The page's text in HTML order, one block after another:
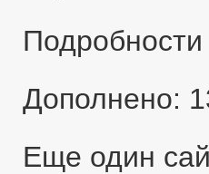
Дополнено:
Еще один